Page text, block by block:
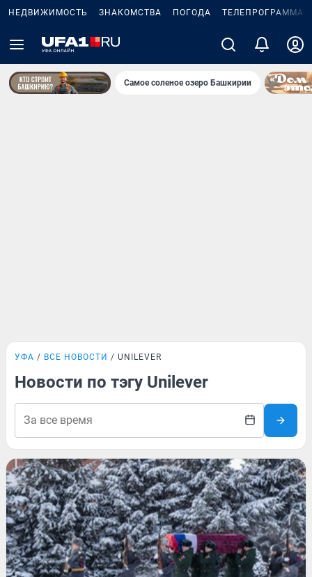
НЕДВИЖИМОСТЬ ЗНАКОМСТВА ПОГОДА ТЕЛЕПРОГРАММА
Самое соленое озеро Башкирии
УФА ВСЕ НОВОСТИ UNILEVER
Новости по тэгу Unilever